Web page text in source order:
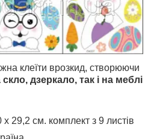
клеїти врозкид, створюючи
скло, дзеркало, так і на меблі
29,2 см. комплект з 9 листів